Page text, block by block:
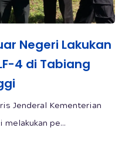
Negeri Lakukan
4 di Tabiang
Jenderal Kementerian
melakukan pe...